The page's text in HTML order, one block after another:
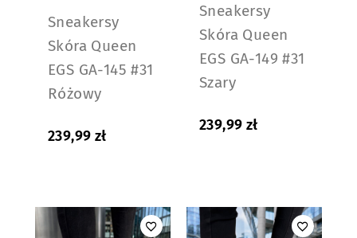
Sneakersy
Skóra Queen
EGS GA-145 #31
Różowy
239,99 zł
Sneakersy
Skóra Queen
EGS GA-149 #31
Szary
239,99 zł